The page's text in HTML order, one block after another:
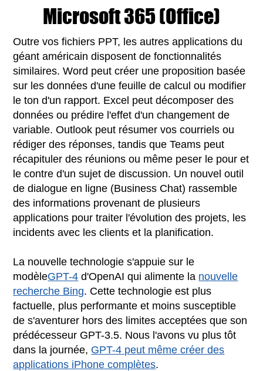
Microsoft 365 (Office)
Outre vos fichiers PPT, les autres applications du
géant américain disposent de fonctionnalités
similaires. Word peut créer une proposition basée
sur les données d'une feuille de calcul ou modifier
le ton d'un rapport. Excel peut décomposer des
données ou prédire l'effet d'un changement de
variable. Outlook peut résumer vos courriels ou
rédiger des réponses, tandis que Teams peut
récapituler des réunions ou même peser le pour et
le contre d'un sujet de discussion. Un nouvel outil
de dialogue en ligne (Business Chat) rassemble
des informations provenant de plusieurs
applications pour traiter l'évolution des projets, les
incidents avec les clients et la planification.
La nouvelle technologie s'appuie sur le
modèleGPT-4 d'OpenAI qui alimente la nouvelle
recherche Bing. Cette technologie est plus
factuelle, plus performante et moins susceptible
de s'aventurer hors des limites acceptées que son
prédécesseur GPT-3.5. Nous l'avons vu plus tôt
dans la journée, GPT-4 peut même créer des
applications iPhone complètes.